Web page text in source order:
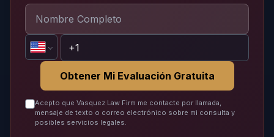
Obtener Mi Evaluación Gratuita
Acepto que Vasquez Law Firm me contacte por llamada,
mensaje de texto o correo electrónico sobre mi consulta y
posibles servicios legales.